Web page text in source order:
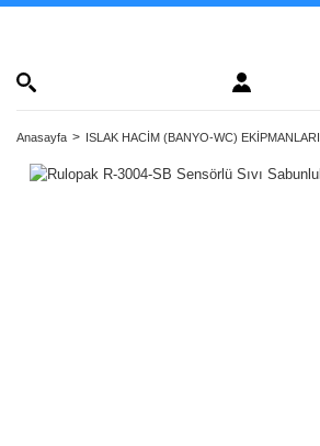
Anasayfa ISLAK HACİM (BANYO-WC) EKİPMANLARI